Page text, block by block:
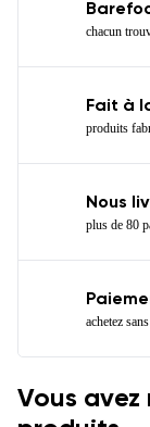
chacun
Fait à
produits
Nous
plus de 80
achetez
Vous avez